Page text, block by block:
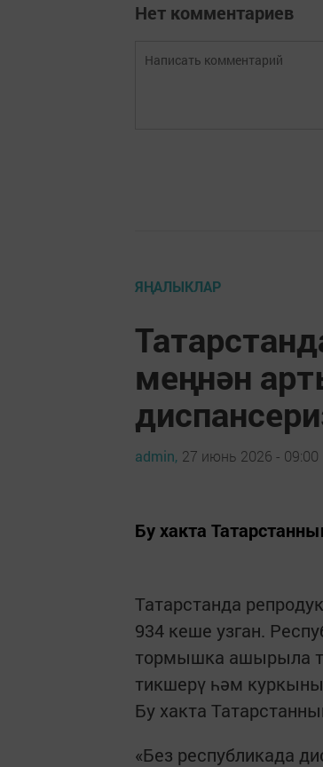
Нет комментариев
ЯҢАЛЫКЛАР
меңнән
admin, 27 июнь 2026 - 09:00
Бу хакта
Татарстанда
934 кеше узган.
тормышка ашырыла
тикшерү һәм
Бу хакта
«Без республикада